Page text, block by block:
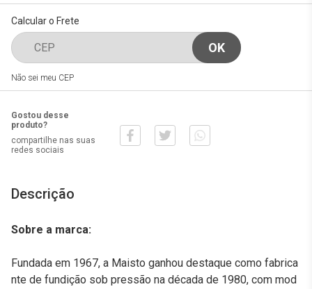
Calcular o Frete
Não sei meu CEP
Gostou desse
produto?
compartilhe nas suas
redes sociais
Descrição
Sobre a marca:
Fundada em 1967, a Maisto ganhou destaque como fabrica
nte de fundição sob pressão na década de 1980, com mod